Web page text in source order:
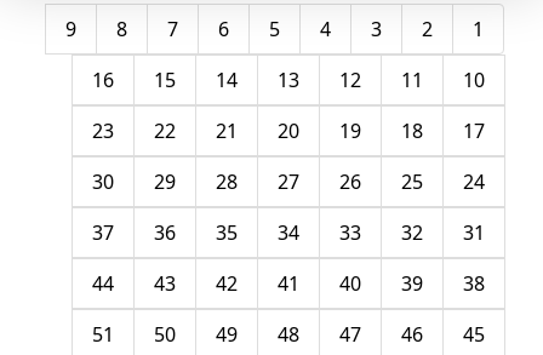
1
2
3
4
5
6
7
8
9
10
11
12
13
14
15
16
17
18
19
20
21
22
23
24
25
26
27
28
29
30
31
32
33
34
35
36
37
38
39
40
41
42
43
44
45
46
47
48
49
50
51